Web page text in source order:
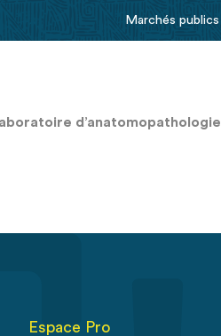
Marchés publics
d’anatomopathologie
Espace Pro